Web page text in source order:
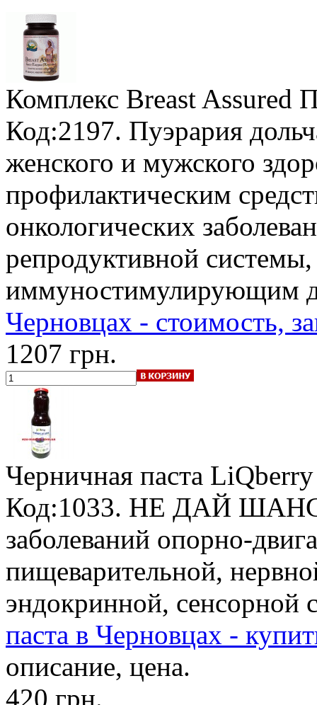
Комплекс Breast Assured
Код:2197. Пуэрария
женского и мужского
профилактическим
онкологических
репродуктивной
иммуностимулирующим
Черновцах - стоимость,
1207 грн.
Черничная паста LiQberry
Код:1033. НЕ ДАЙ
заболеваний опорно-
пищеварительной,
эндокринной, сенсорной
паста в Черновцах -
описание, цена.
420 грн.